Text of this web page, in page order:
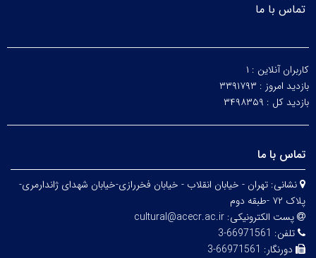
تماس با ما
کاربران آنلاین : ۱
بازدید امروز : ۳۳۹۱۷۹۳
بازدید کل : ۳۴۹۸۳۵۹
تماس با ما
نشانی: تهران - خیابان انقلاب - خیابان فخررازی-خیابان شهدای ژاندارمری-
پلاک ۷۲ -طبقه دوم
پست الکترونیکی: cultural@acecr.ac.ir
تلفن: 66971561-3
دورنگار: 66971561-3